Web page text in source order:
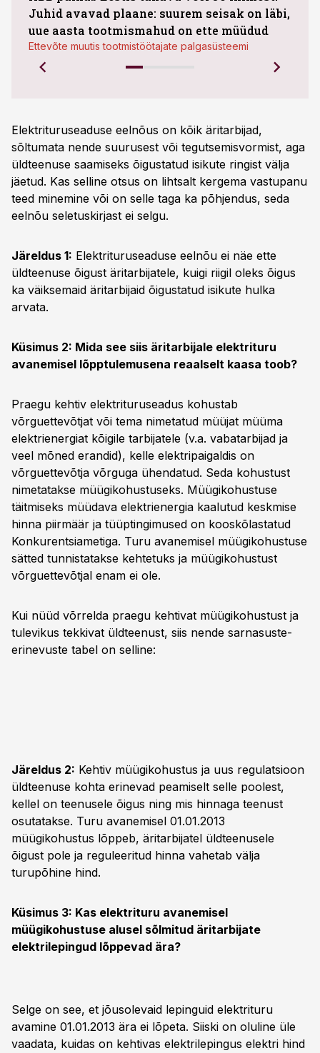
Juhid avavad plaane: suurem seisak on läbi,
uue aasta tootmismahud on ette müüdud
Ettevõte muutis tootmistöötajate palgasüsteemi
Elektrituruseaduse eelnõus on kõik äritarbijad,
sõltumata nende suurusest või tegutsemisvormist, aga
üldteenuse saamiseks õigustatud isikute ringist välja
jäetud. Kas selline otsus on lihtsalt kergema vastupanu
teed minemine või on selle taga ka põhjendus, seda
eelnõu seletuskirjast ei selgu.
Järeldus 1: Elektrituruseaduse eelnõu ei näe ette
üldteenuse õigust äritarbijatele, kuigi riigil oleks õigus
ka väiksemaid äritarbijaid õigustatud isikute hulka
arvata.
Küsimus 2: Mida see siis äritarbijale elektrituru
avanemisel lõpptulemusena reaalselt kaasa toob?
Praegu kehtiv elektrituruseadus kohustab
võrguettevõtjat või tema nimetatud müüjat müüma
elektrienergiat kõigile tarbijatele (v.a. vabatarbijad ja
veel mõned erandid), kelle elektripaigaldis on
võrguettevõtja võrguga ühendatud. Seda kohustust
nimetatakse müügikohustuseks. Müügikohustuse
täitmiseks müüdava elektrienergia kaalutud keskmise
hinna piirmäär ja tüüptingimused on kooskõlastatud
Konkurentsiametiga. Turu avanemisel müügikohustuse
sätted tunnistatakse kehtetuks ja müügikohustust
võrguettevõtjal enam ei ole.
Kui nüüd võrrelda praegu kehtivat müügikohustust ja
tulevikus tekkivat üldteenust, siis nende sarnasuste-
erinevuste tabel on selline:
Järeldus 2: Kehtiv müügikohustus ja uus regulatsioon
üldteenuse kohta erinevad peamiselt selle poolest,
kellel on teenusele õigus ning mis hinnaga teenust
osutatakse. Turu avanemisel 01.01.2013
müügikohustus lõppeb, äritarbijatel üldteenusele
õigust pole ja reguleeritud hinna vahetab välja
turupõhine hind.
Küsimus 3: Kas elektrituru avanemisel
müügikohustuse alusel sõlmitud äritarbijate
elektrilepingud lõppevad ära?
Selge on see, et jõusolevaid lepinguid elektrituru
avamine 01.01.2013 ära ei lõpeta. Siiski on oluline üle
vaadata, kuidas on kehtivas elektrilepingus elektri hind